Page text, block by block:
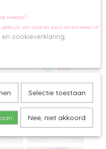
koekjes?
van cookies zoals omschreven in
cookieverklaring.
Selectie toestaan
Nee, niet akkoord